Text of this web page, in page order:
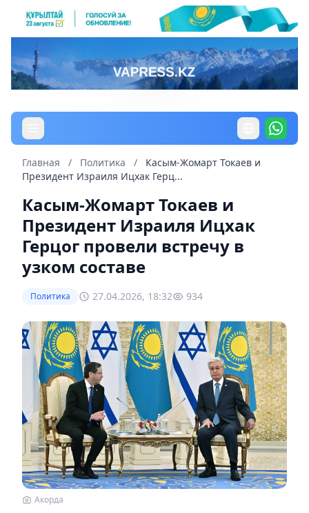
Главная / Политика /
Касым-Жомарт Токаев и
Президент Израиля Ицхак Герц...
Касым-Жомарт Токаев и
Президент Израиля Ицхак
Герцог провели встречу в
узком составе
Политика 27.04.2026, 18:32 934
Акорда